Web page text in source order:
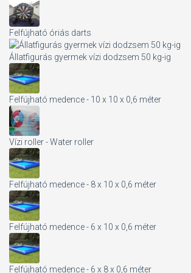
Felfújható óriás darts
Állatfigurás gyermek vízi dodzsem 50 kg-ig
Felfújható medence - 10 x 10 x 0,6 méter
Vízi roller - Water roller
Felfújható medence - 8 x 10 x 0,6 méter
Felfújható medence - 6 x 10 x 0,6 méter
Felfújható medence - 6 x 8 x 0,6 méter